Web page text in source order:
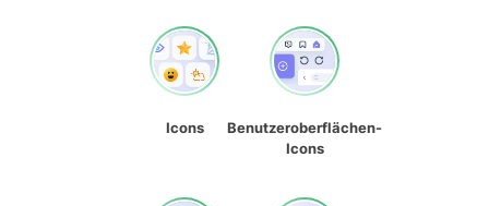
Icons
Benutzeroberflächen-
Icons